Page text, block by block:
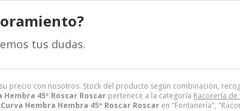
precio con nosotros. Stock del producto según combinación,
Hembra 45º Roscar Roscar pertenece a la categoría Racorería de
Curva Hembra Hembra 45º Roscar Roscar en "Fontanería",
tus dudas.